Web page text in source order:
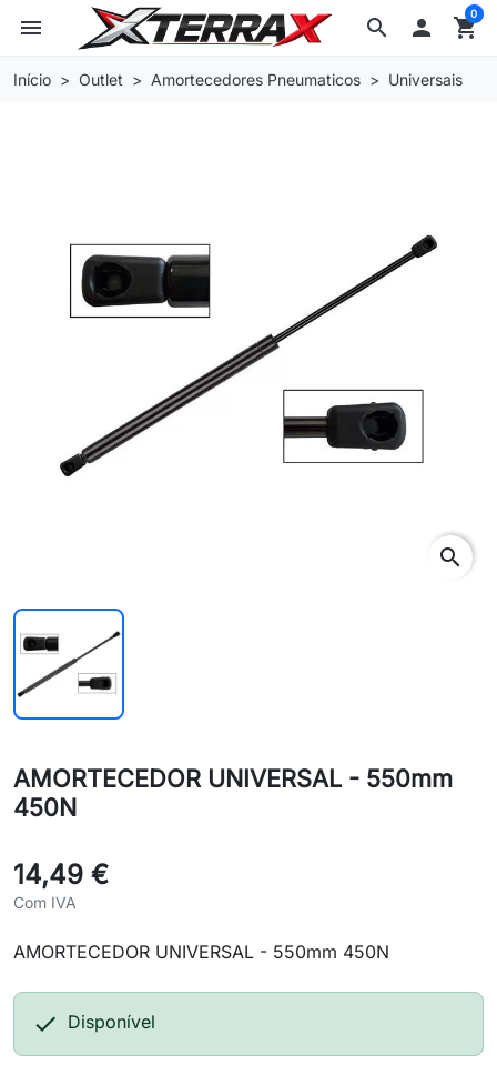
search
menu  shopping_cart
0
Início Outlet Amortecedores Pneumaticos Universais
search
AMORTECEDOR UNIVERSAL - 550mm
450N
14,49 €
Com IVA
AMORTECEDOR UNIVERSAL - 550mm 450N
 Disponível